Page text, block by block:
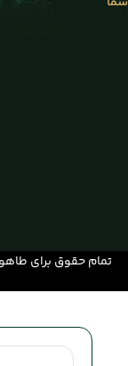
تمام حقوق برای